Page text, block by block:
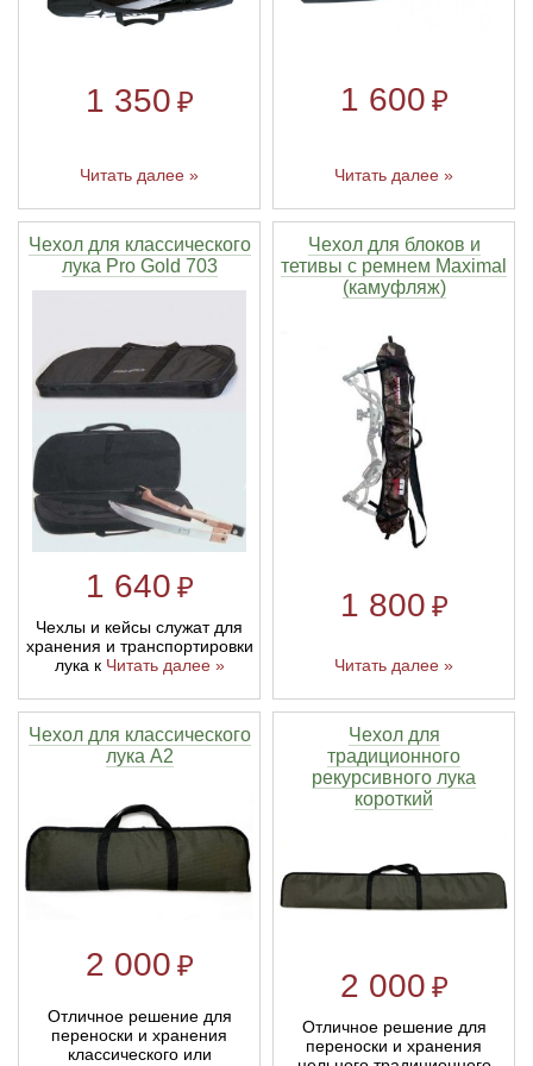
1 350 ₽
Читать далее »
1 600 ₽
Читать далее »
Чехол для классического
лука Pro Gold 703
1 640 ₽
Чехлы и кейсы служат для
хранения и транспортировки
лука к Читать далее »
Чехол для блоков и
тетивы с ремнем Maximal
(камуфляж)
1 800 ₽
Читать далее »
Чехол для классического
лука A2
2 000 ₽
Отличное решение для
переноски и хранения
классического или
Чехол для
традиционного
рекурсивного лука
короткий
2 000 ₽
Отличное решение для
переноски и хранения
Полочки для лука
Кликеры для лука
Плунжеры для лука
Ножи складные